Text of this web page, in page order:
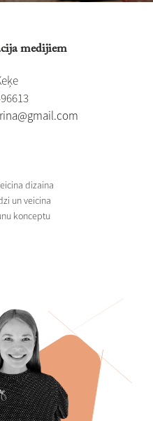
medijiem
dizaina
un veicina
konceptu